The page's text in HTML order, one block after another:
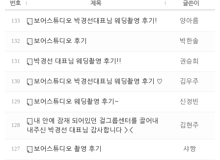
번호 제목 글쓴이
133 보어스튜디오 박경선대표님 웨딩촬영 후기! 양아름
132 보어스튜디오 후기 박한솔
131 박경선 대표님 웨딩촬영 후기!! 권승희
130 보어스튜디오 박경선대표님 웨딩촬영 후기 ♡ 김우주
129 보어스튜디오 웨딩촬영 후기~ 신정빈
128
내 안에 잠재 되어있던 걸그룹센터를 끌어내
내주신 박경선 대표님 감사합니다 >.<
김현주
127 보어스튜디오 촬영 후기 샤짱